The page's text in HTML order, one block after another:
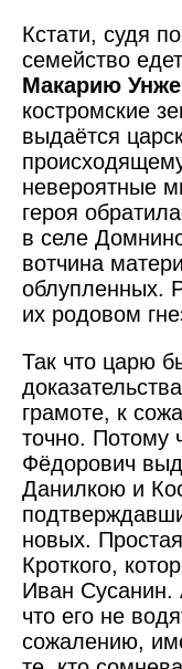
Кстати, судя
семейство
Макарию
костромские
выдаётся
невероятные
героя
в селе
вотчина
облупленных.
их родовом
Так что царю
грамоте, к
точно. Потому
Фёдорович
Данилкою и
новых.
Кроткого,
Иван Сусанин.
что его не
сожалению,